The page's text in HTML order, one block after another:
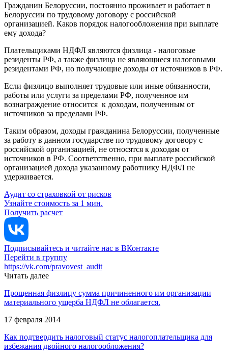
Гражданин Белоруссии, постоянно проживает и работает в
Белоруссии по трудовому договору с российской
организацией. Каков порядок налогообложения при выплате
ему дохода?
Плательщиками НДФЛ являются физлица - налоговые
резиденты РФ, а также физлица не являющиеся налоговыми
резидентами РФ, но получающие доходы от источников в РФ.
Если физлицо выполняет трудовые или иные обязанности,
работы или услуги за пределами РФ, полученное им
вознаграждение относится к доходам, полученным от
источников за пределами РФ.
Таким образом, доходы гражданина Белоруссии, полученные
за работу в данном государстве по трудовому договору с
российской организацией, не относятся к доходам от
источников в РФ. Соответственно, при выплате российской
организацией дохода указанному работнику НДФЛ не
удерживается.
Аудит со страховкой от рисков
Узнайте стоимость за 1 мин.
Получить расчет
Подписывайтесь и читайте нас в ВКонтакте
Перейти в группу
https://vk.com/pravovest_audit
Читать далее
Прощенная физлицу сумма причиненного им организации
материального ущерба НДФЛ не облагается.
17 февраля 2014
Как подтвердить налоговый статус налогоплательщика для
избежания двойного налогообложения?